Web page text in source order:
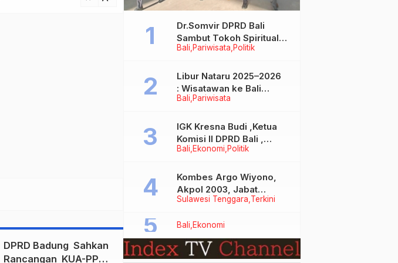
DPRD Badung Sahkan
Rancangan KUA-PPAS
Bali Pariwisata Politik
Dr.Somvir DPRD Bali
Sambut Tokoh Spiritual
India Baba Bageshwar
Bali Pariwisata
Libur Nataru 2025–2026
: Wisatawan ke Bali
Meningkat, Isu Penurunan
Bali Ekonomi Politik
IGK Kresna Budi ,Ketua
Komisi II DPRD Bali ,
Angkat Bicara Soal
Bersubsidi Jenis Solar
Sulawesi Tenggara Terkini
Kombes Argo Wiyono,
Akpol 2003, Jabat
Dirlantas Polda Sultra
Bali Ekonomi